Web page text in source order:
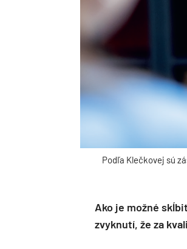
Podľa Klečkovej sú
Ako je možné
zvyknutí, že za